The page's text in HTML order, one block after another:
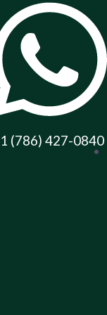
(786) 427-0840